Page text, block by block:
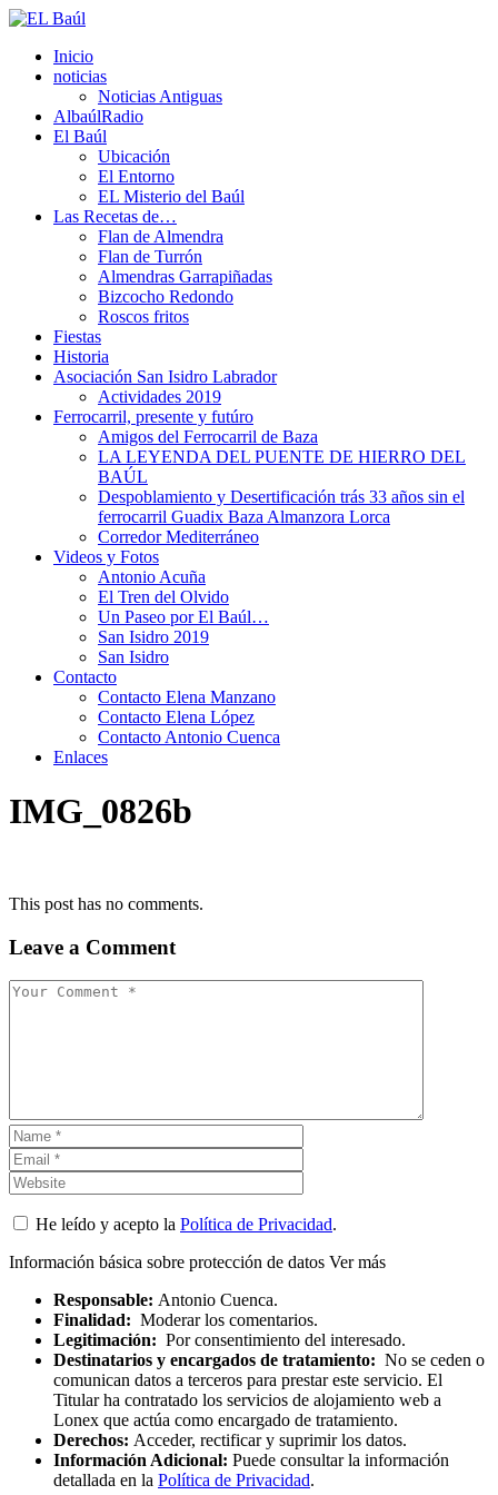
Inicio
noticias
Noticias Antiguas
AlbaúlRadio
El Baúl
Ubicación
El Entorno
EL Misterio del Baúl
Las Recetas de…
Flan de Almendra
Flan de Turrón
Almendras Garrapiñadas
Bizcocho Redondo
Roscos fritos
Fiestas
Historia
Asociación San Isidro Labrador
Actividades 2019
Ferrocarril, presente y futúro
Amigos del Ferrocarril de Baza
LA LEYENDA DEL PUENTE DE HIERRO DEL
BAÚL
Despoblamiento y Desertificación trás 33 años sin el
ferrocarril Guadix Baza Almanzora Lorca
Corredor Mediterráneo
Videos y Fotos
Antonio Acuña
El Tren del Olvido
Un Paseo por El Baúl…
San Isidro 2019
San Isidro
Contacto
Contacto Elena Manzano
Contacto Elena López
Contacto Antonio Cuenca
Enlaces
IMG_0826b
This post has no comments.
Leave a Comment
He leído y acepto la Política de Privacidad.
Información básica sobre protección de datos Ver más
Responsable: Antonio Cuenca.
Finalidad: Moderar los comentarios.
Legitimación: Por consentimiento del interesado.
Destinatarios y encargados de tratamiento: No se ceden o
comunican datos a terceros para prestar este servicio. El
Titular ha contratado los servicios de alojamiento web a
Lonex que actúa como encargado de tratamiento.
Derechos: Acceder, rectificar y suprimir los datos.
Información Adicional: Puede consultar la información
detallada en la Política de Privacidad.